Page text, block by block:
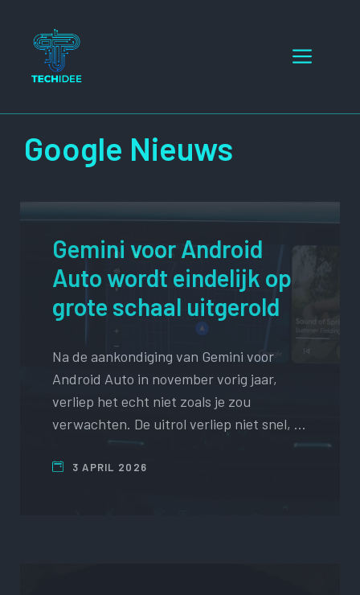
inhoud
Menu
Google Nieuws
Gemini voor Android
Auto wordt eindelijk op
grote schaal uitgerold
Na de aankondiging van Gemini voor
Android Auto in november vorig jaar,
verliep het echt niet zoals je zou
verwachten. De uitrol verliep niet snel, …
3 APRIL 2026